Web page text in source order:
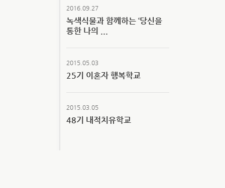
2016.09.27
녹색식물과 함께하는 ‘당신을
통한 나의 ...
2015.05.03
25기 이혼자 행복학교
2015.03.05
48기 내적치유학교